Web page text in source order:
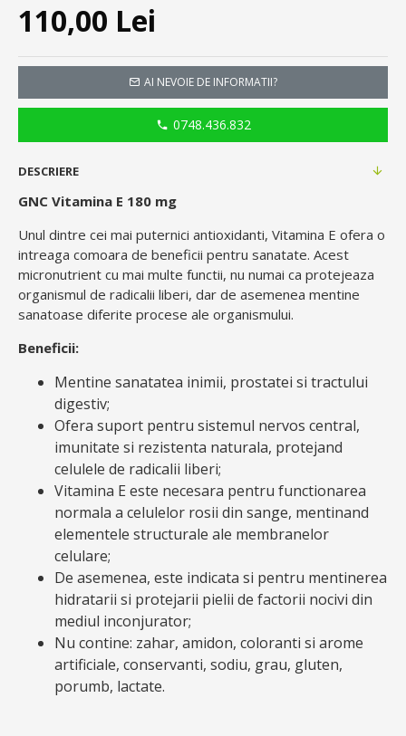
110,00 Lei
AI NEVOIE DE INFORMATII?
0748.436.832
DESCRIERE
GNC Vitamina E 180 mg
Unul dintre cei mai puternici antioxidanti, Vitamina E ofera o
intreaga comoara de beneficii pentru sanatate. Acest
micronutrient cu mai multe functii, nu numai ca protejeaza
organismul de radicalii liberi, dar de asemenea mentine
sanatoase diferite procese ale organismului.
Beneficii:
Mentine sanatatea inimii, prostatei si tractului
digestiv;
Ofera suport pentru sistemul nervos central,
imunitate si rezistenta naturala, protejand
celulele de radicalii liberi;
Vitamina E este necesara pentru functionarea
normala a celulelor rosii din sange, mentinand
elementele structurale ale membranelor
celulare;
De asemenea, este indicata si pentru mentinerea
hidratarii si protejarii pielii de factorii nocivi din
mediul inconjurator;
Nu contine: zahar, amidon, coloranti si arome
artificiale, conservanti, sodiu, grau, gluten,
porumb, lactate.